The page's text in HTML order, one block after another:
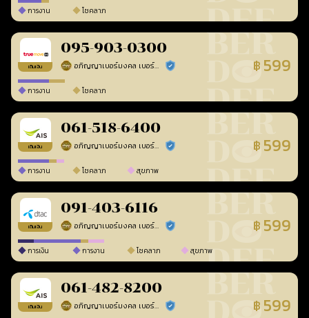
การงาน โชคลาภ
เติมเงิน
095-903-0300
อภิญญาเบอร์มงคล เบอร์สวยเลขศาสตร์ ร้านยืนยันแล้ว ฿ 599
การงาน โชคลาภ
เติมเงิน
061-518-6400
อภิญญาเบอร์มงคล เบอร์สวยเลขศาสตร์ ร้านยืนยันแล้ว ฿ 599
การงาน โชคลาภ สุขภาพ
เติมเงิน
091-403-6116
อภิญญาเบอร์มงคล เบอร์สวยเลขศาสตร์ ร้านยืนยันแล้ว ฿ 599
การเงิน การงาน โชคลาภ สุขภาพ
เติมเงิน
061-482-8200
อภิญญาเบอร์มงคล เบอร์สวยเลขศาสตร์ ร้านยืนยันแล้ว ฿ 599